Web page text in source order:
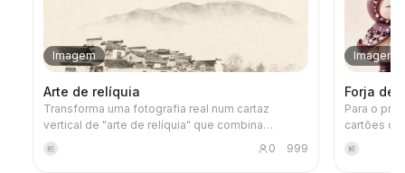
Imagem
Arte de relíquia
Transforma uma fotografia real num cartaz
vertical de "arte de relíquia" que combina
sensação de registo e arte: na parte superior,
mantém a fotografia original inalterada; na parte
积 0 999
Imagem
Forja de
Para o
cartões
鲜